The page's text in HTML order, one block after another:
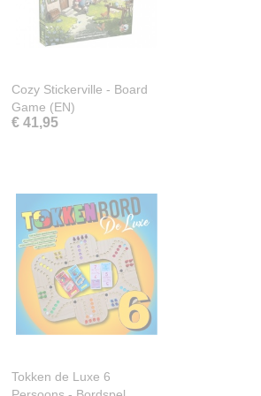
Cozy Stickerville - Board
Game (EN)
€ 41,95
Tokken de Luxe 6